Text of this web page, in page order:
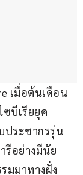
เมื่อต้นเดือน
ซบีเรียยุค
ประชากรรุ่น
รีอย่างมีนัย
มมาทางฝั่ง